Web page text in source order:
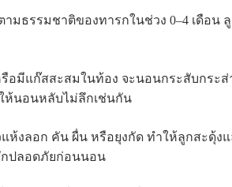
มธรรมชาติของทารกในช่วง 0–4 เดือน
แก๊สสะสมในท้อง จะนอนกระสับกระส่
ห้นอนหลับไม่ลึกเช่นกัน
งลอก คัน ผื่น หรือยุงกัด ทำให้ลูกสะดุ้ง
กปลอดภัยก่อนนอน